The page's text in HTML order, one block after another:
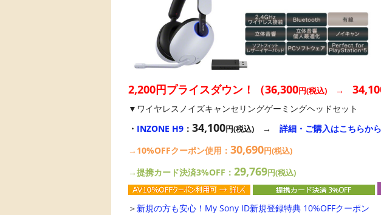
2,200円プライスダウン！ （36,300円(税込)→
▼ワイヤレスノイズキャンセリングゲーミングヘッドセット
・ INZONE H9： 34,100円(税込)→ 詳細・ご購入はこちらから
→10%OFFクーポン使用： 30,690円(税込)
→提携カード決済3%OFF： 29,769円(税込)
＞ 新規の方も安心！My Sony ID新規登録特典 10%OFFクーポン